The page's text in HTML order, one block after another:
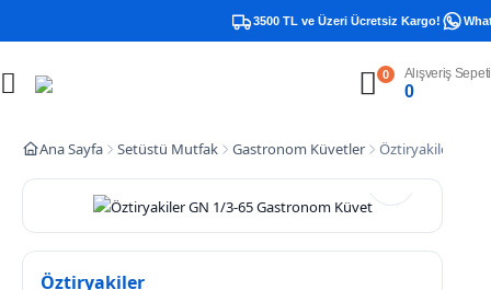
3500 TL ve Üzeri Ücretsiz Kargo!
0 Alışveriş Sepeti
0
Ana Sayfa Setüstü Mutfak Gastronom Küvetler Öztiryakiler GN
Öztiryakiler